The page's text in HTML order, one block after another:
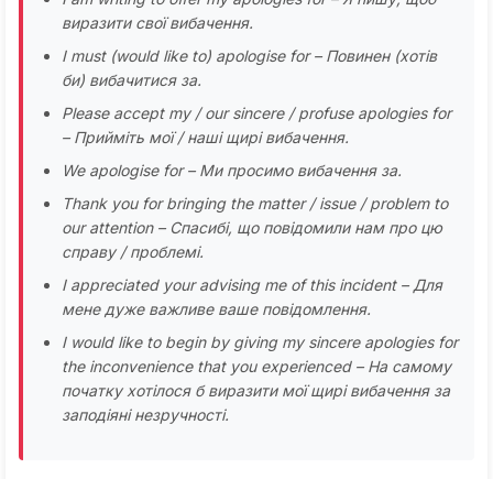
виразити свої вибачення.
I must (would like to) apologise for – Повинен (хотів
би) вибачитися за.
Please accept my / our sincere / profuse apologies for
– Прийміть мої / наші щирі вибачення.
We apologise for – Ми просимо вибачення за.
Thank you for bringing the matter / issue / problem to
our attention – Спасибі, що повідомили нам про цю
справу / проблемі.
I appreciated your advising me of this incident – Для
мене дуже важливе ваше повідомлення.
I would like to begin by giving my sincere apologies for
the inconvenience that you experienced – На самому
початку хотілося б виразити мої щирі вибачення за
заподіяні незручності.